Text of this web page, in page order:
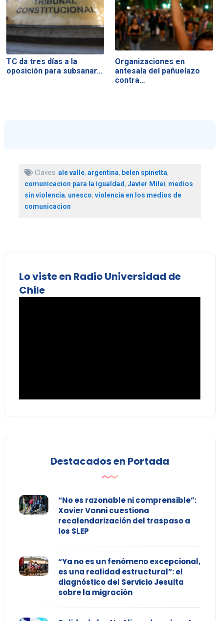
TC da tres días a la
oposición para subsanar…
Organizaciones en
antesala del pañuelazo
contra…
Claves: ale valle, argentina, belen spinetta,
comunicacion para la igualdad, Javier Milei, medios
sin violencia, unesco, violencia en los medios de
comunicacion
Lo viste en Radio Universidad de
Chile
Destacados en Portada
“No es razonable ni comprensible”:
Xavier Vanni cuestiona
recalendarización del traspaso a
los SLEP
“Ya no es un fenómeno excepcional,
es una realidad estructural”: el
diagnóstico del Servicio Jesuita
sobre la migración